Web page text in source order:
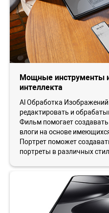
Мощные инструменты
интеллекта
Al Обработка Изображений
редактировать и
Фильм помогает
влоги на основе
Портрет поможет
портреты в различных